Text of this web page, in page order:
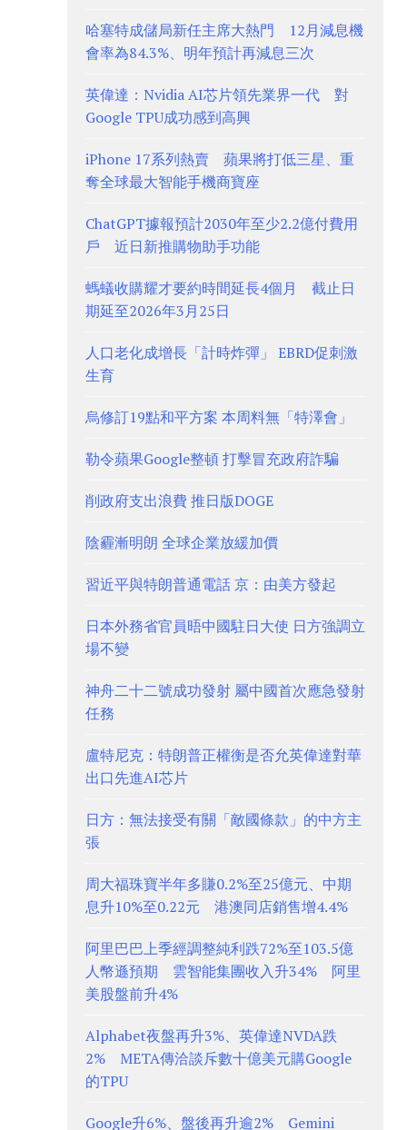
哈塞特成儲局新任主席大熱門 12月減息機
會率為84.3%、明年預計再減息三次
英偉達：Nvidia AI芯片領先業界一代 對
Google TPU成功感到高興
iPhone 17系列熱賣 蘋果將打低三星、重
奪全球最大智能手機商寶座
ChatGPT據報預計2030年至少2.2億付費用
戶 近日新推購物助手功能
螞蟻收購耀才要約時間延長4個月 截止日
期延至2026年3月25日
人口老化成增長「計時炸彈」 EBRD促刺激
生育
烏修訂19點和平方案 本周料無「特澤會」
勒令蘋果Google整頓 打擊冒充政府詐騙
削政府支出浪費 推日版DOGE
陰霾漸明朗 全球企業放緩加價
習近平與特朗普通電話 京：由美方發起
日本外務省官員晤中國駐日大使 日方強調立
場不變
神舟二十二號成功發射 屬中國首次應急發射
任務
盧特尼克：特朗普正權衡是否允英偉達對華
出口先進AI芯片
日方：無法接受有關「敵國條款」的中方主
張
周大福珠寶半年多賺0.2%至25億元、中期
息升10%至0.22元 港澳同店銷售增4.4%
阿里巴巴上季經調整純利跌72%至103.5億
人幣遜預期 雲智能集團收入升34% 阿里
美股盤前升4%
Alphabet夜盤再升3%、英偉達NVDA跌
2% META傳洽談斥數十億美元購Google
的TPU
Google升6%、盤後再升逾2% Gemini